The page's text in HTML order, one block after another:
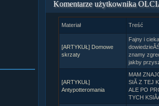
Komentarze użytkownika
Materiał Treść
[ARTYKUŁ] Domowe
skrzaty
Fajny i
znamy
jakby
[ARTYKUŁ]
Antypotteromania
MAM
SIĂ Z TEJ
ALE PO
TYCH